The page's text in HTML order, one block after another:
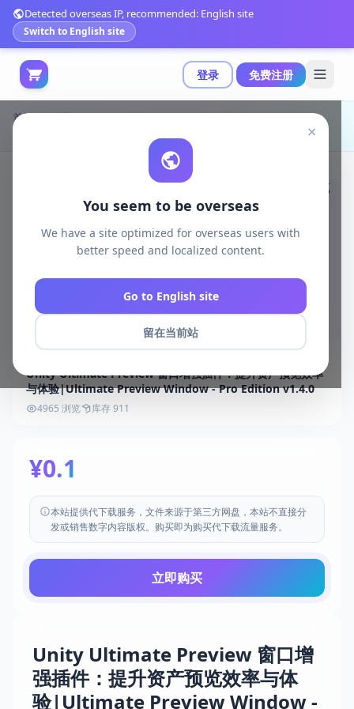
登录 免费注册
Detected overseas IP, recommended: English site
Switch to English site
×
You seem to be overseas
We have a site optimized for overseas users with
better speed and localized content.
Go to English site
留在当前站
首页 游戏开发 unity资源
Unity Tools
Unity Ultimate Preview 窗口增
强插件：提升资产预览效率与体
验|Ultimate Preview Window -
Unity Ultimate Preview 窗口增强插件：提升资产预览效率
与体验|Ultimate Preview Window - Pro Edition v1.4.0
4965 浏览 库存 911
¥0.1
本站提供代下载服务，文件来源于第三方网盘，本站不直接分
发或销售数字内容版权。购买即为购买代下载流量服务。
立即购买